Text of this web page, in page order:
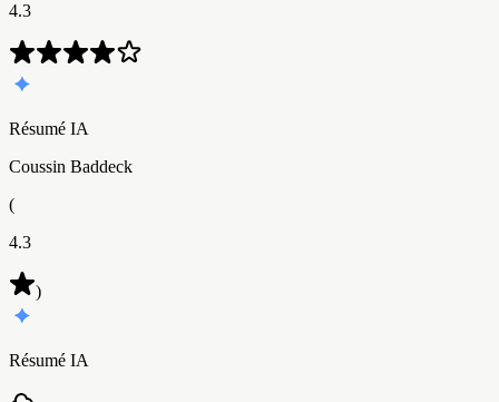
4.3
Résumé IA
Coussin Baddeck
(
4.3
)
Résumé IA